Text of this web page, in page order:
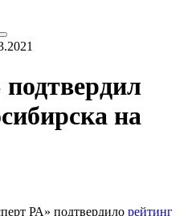
на
РА» подтвердило рейтинг